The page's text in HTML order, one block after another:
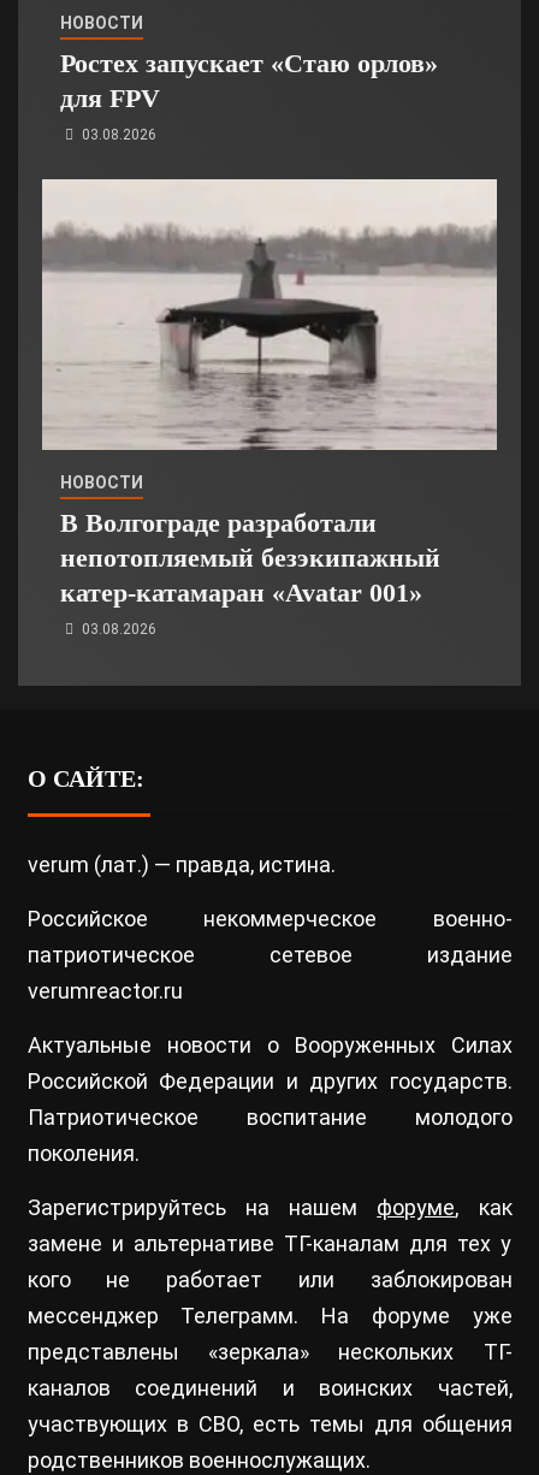
НОВОСТИ
Ростех запускает «Стаю орлов»
для FPV
03.08.2026
НОВОСТИ
В Волгограде разработали
непотопляемый безэкипажный
катер-катамаран «Avatar 001»
03.08.2026
О САЙТЕ:
verum (лат.) — правда, истина.
Российское некоммерческое военно-
патриотическое сетевое издание
verumreactor.ru
Актуальные новости о Вооруженных Силах
Российской Федерации и других государств.
Патриотическое воспитание молодого
поколения.
Зарегистрируйтесь на нашем форуме, как
замене и альтернативе ТГ-каналам для тех у
кого не работает или заблокирован
мессенджер Телеграмм. На форуме уже
представлены «зеркала» нескольких ТГ-
каналов соединений и воинских частей,
участвующих в СВО, есть темы для общения
родственников военнослужащих.